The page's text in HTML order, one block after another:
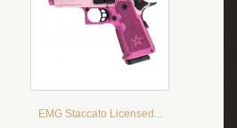
EMG Staccato Licensed...